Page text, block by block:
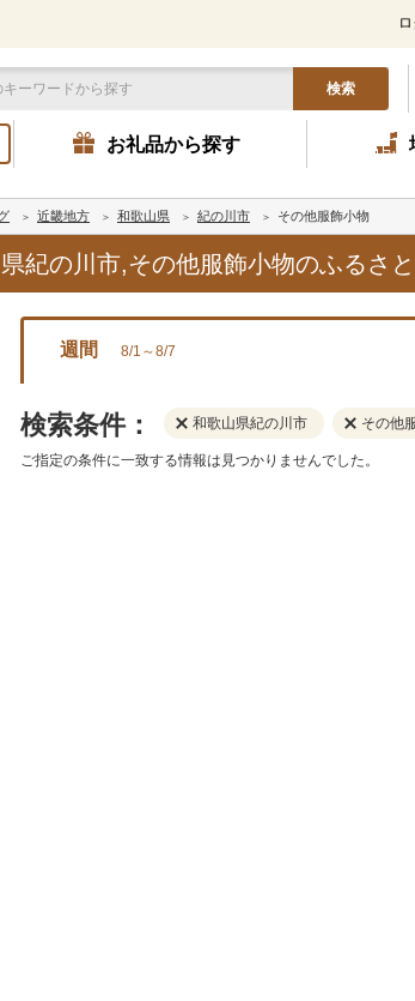
検索
お礼品から探す
近畿地方 和歌山県 紀の川市 その他服飾小物
紀の川市,その他服飾小物のふるさ
週間 8/1～8/7
検索条件： 和歌山県紀の川市 その他
ご指定の条件に一致する情報は見つかりませんでした。